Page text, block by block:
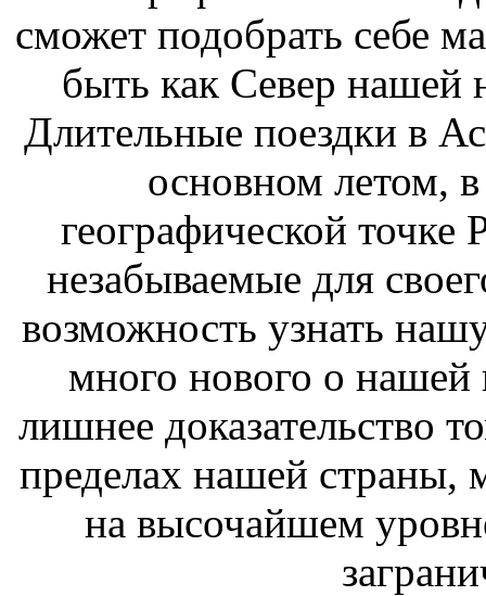
сможет подобрать себе
быть как Север нашей
Длительные поездки в
основном летом,
географической
незабываемые для
возможность узнать
много нового о нашей
лишнее доказательство
пределах нашей страны,
на высочайшем